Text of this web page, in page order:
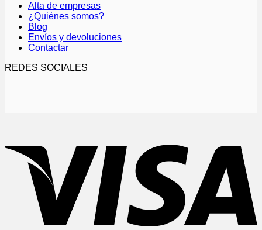
Alta de empresas
¿Quiénes somos?
Blog
Envíos y devoluciones
Contactar
REDES SOCIALES